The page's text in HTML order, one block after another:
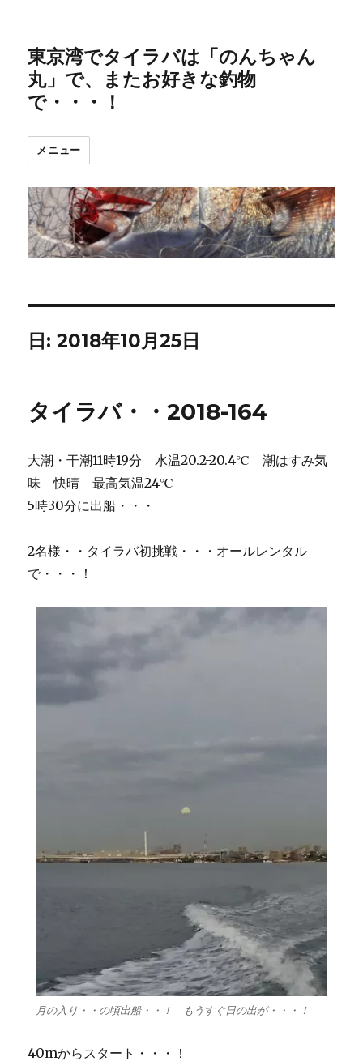
東京湾でタイラバは「のんちゃん
丸」で、またお好きな釣物
で・・・！
メニュー
日:2018年10月25日
タイラバ・・2018-164
大潮・干潮11時19分 水温20.2-20.4℃ 潮はすみ気
味 快晴 最高気温24℃
5時30分に出船・・・
2名様・・タイラバ初挑戦・・・オールレンタル
で・・・！
月の入り・・の頃出船・・！ もうすぐ日の出が・・・！
40mからスタート・・・！